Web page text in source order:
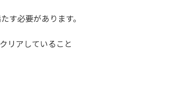
す必要があります。
リアしていること